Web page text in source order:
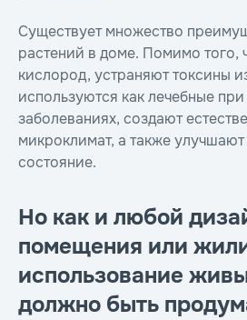
Существует множество
растений в доме. Помимо того,
кислород, устраняют токсины
используются как лечебные
заболеваниях, создают
микроклимат, а также
состояние.
Но как и любой
помещения или
использование
должно быть